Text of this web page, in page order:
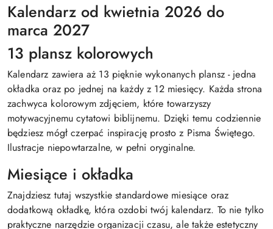
Kalendarz od kwietnia 2026 do
marca 2027
13 plansz kolorowych
Kalendarz zawiera aż 13 pięknie wykonanych plansz - jedna
okładka oraz po jednej na każdy z 12 miesięcy. Każda strona
zachwyca kolorowym zdjęciem, które towarzyszy
motywacyjnemu cytatowi biblijnemu. Dzięki temu codziennie
będziesz mógł czerpać inspirację prosto z Pisma Świętego.
Ilustracje niepowtarzalne, w pełni oryginalne.
Miesiące i okładka
Znajdziesz tutaj wszystkie standardowe miesiące oraz
dodatkową okładkę, która ozdobi twój kalendarz. To nie tylko
praktyczne narzędzie organizacji czasu, ale także estetyczny